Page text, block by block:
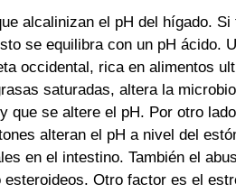
alcalinizan el pH del hígado. Si
se equilibra con un pH ácido.
occidental, rica en alimentos
saturadas, altera la
que se altere el pH. Por otro
alteran el pH a nivel del
en el intestino. También el
esteroideos. Otro factor es el